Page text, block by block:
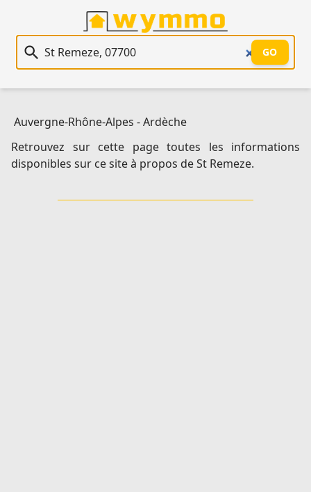
Recherche immobilière
GO
Auvergne-Rhône-Alpes -Ardèche
Retrouvez sur cette page toutes les informations
disponibles sur ce site à propos de St Remeze.